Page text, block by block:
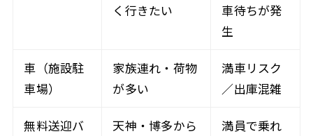
く行きたい
車待ちが発
生
車（施設駐
車場）
家族連れ・荷物
が多い
満車リスク
／出庫混雑
無料送迎バ
天神・博多から
満員で乗れ